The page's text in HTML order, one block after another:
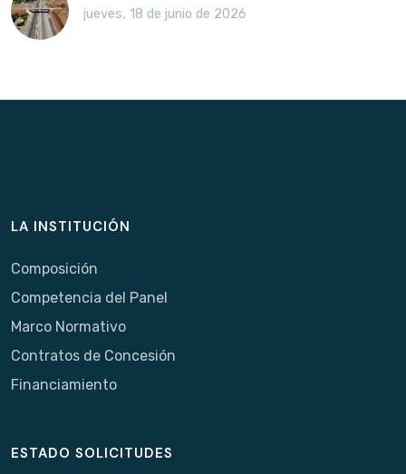
jueves, 18 de junio de 2026
LA INSTITUCIÓN
Composición
Competencia del Panel
Marco Normativo
Contratos de Concesión
Financiamiento
ESTADO SOLICITUDES